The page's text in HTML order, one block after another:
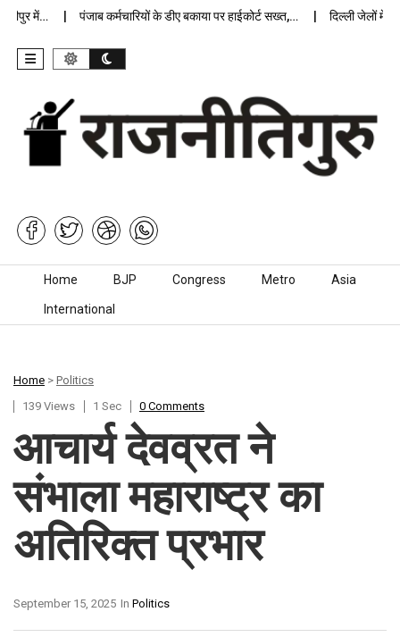
में… पंजाब कर्मचारियों के डीए बकाया पर हाईकोर्ट सख्त,… दिल्ली जेलों में
Skip to content
Home BJP Congress Metro Asia
International
Home > Politics
139 Views
1 Sec 0 Comments
आचार्य देवव्रत ने
संभाला महाराष्ट्र का
अतिरिक्त प्रभार
In Politics
September 15, 2025